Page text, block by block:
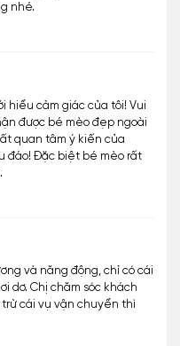
nhé.
hiểu cảm giác của tôi! Vui
được bé mèo đẹp ngoài
quan tâm ý kiến của
đáo! Đặc biệt bé mèo rất
và năng động, chỉ có cái
dơ. Chị chăm sóc khách
cái vụ vận chuyển thì